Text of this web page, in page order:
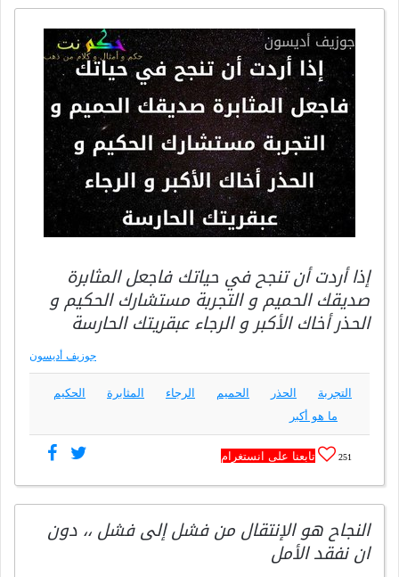
إذا أردت أن تنجح في حياتك فاجعل المثابرة
صديقك الحميم و التجربة مستشارك الحكيم و
الحذر أخاك الأكبر و الرجاء عبقريتك الحارسة
جوزيف أديسون
التجربة الحذر الحميم الرجاء المثابرة
الحكيم
ما هو أكبر
251 تابعنا على انستغرام
النجاح هو الإنتقال من فشل إلى فشل ،، دون
ان نفقد الأمل